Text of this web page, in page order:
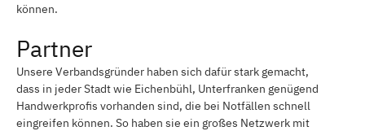
können.
Partner
Unsere Verbandsgründer haben sich dafür stark gemacht,
dass in jeder Stadt wie Eichenbühl, Unterfranken genügend
Handwerkprofis vorhanden sind, die bei Notfällen schnell
eingreifen können. So haben sie ein großes Netzwerk mit